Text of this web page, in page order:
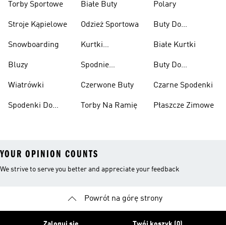
Torby Sportowe
Stroje Kąpielowe
Snowboarding
Bluzy
Wiatrówki
Spodenki Do
Białe Buty
Odzież Sportowa
Kurtki
Spodnie
Czerwone Buty
Torby Na Ramię
Polary
Buty Do
Ciężarów
Białe Kurtki
Buty Do
Czarne Spodenki
Płaszcze Zimowe
YOUR OPINION COUNTS
We strive to serve you better and appreciate your feedback
Powrót na górę strony